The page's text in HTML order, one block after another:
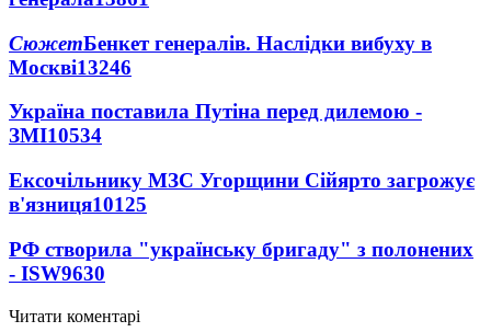
СюжетБенкет генералів. Наслідки вибуху в
Москві13246
Україна поставила Путіна перед дилемою -
ЗМІ10534
Ексочільнику МЗС Угорщини Сійярто загрожує
в'язниця10125
РФ створила "українську бригаду" з полонених
- ISW9630
Читати коментарі